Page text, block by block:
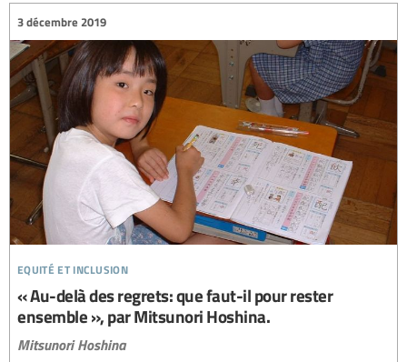
equité et inclusion
3 décembre 2019
« Au-delà des regrets: que faut-il pour rester
ensemble », par Mitsunori Hoshina.
Mitsunori Hoshina